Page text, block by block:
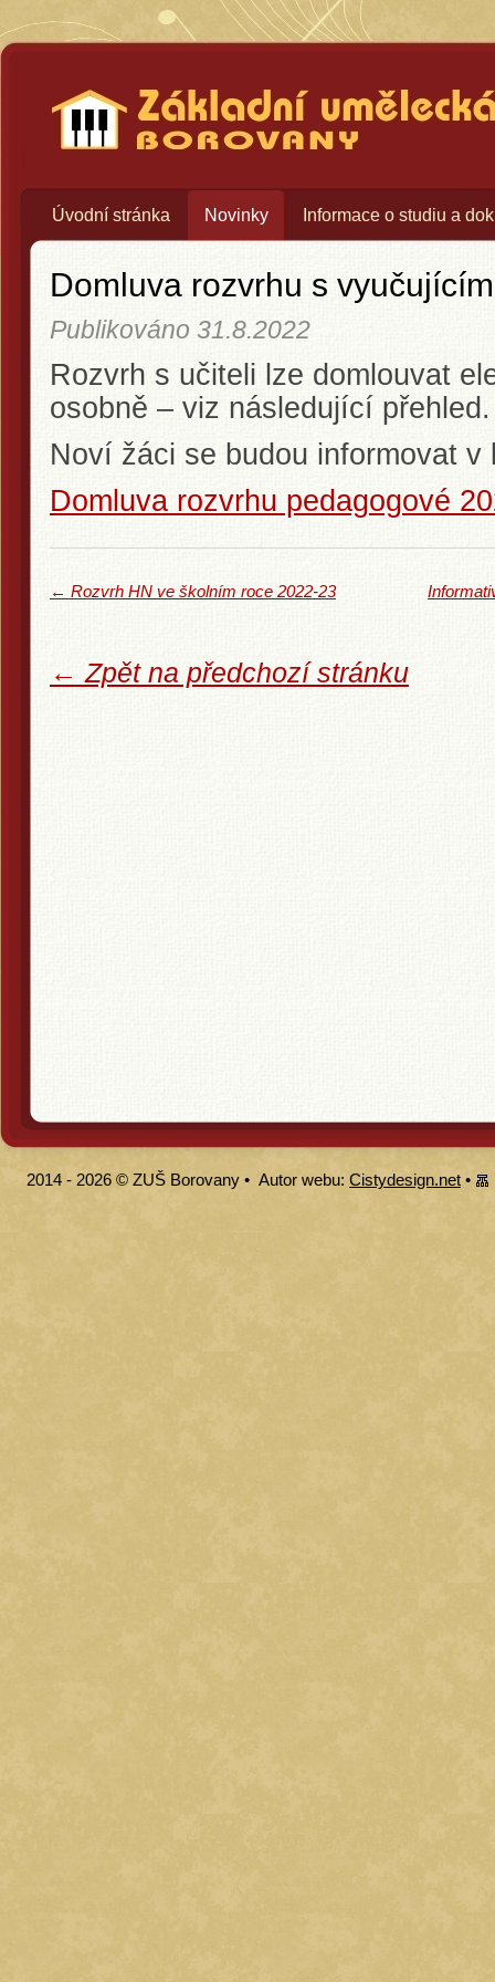
Základní umělecká škola
Úvodní stránka Novinky Informace o studiu a
Domluva rozvrhu s
Publikováno 31.8.2022
Rozvrh s učiteli lze domlouvat
osobně – viz následující
Noví žáci se budou informovat v
Domluva rozvrhu pedagogové
← Rozvrh HN ve školním roce 2022-23
← Zpět na předchozí stránku
2014 - 2026 © ZUŠ Borovany • Autor webu: Cistydesign.net •